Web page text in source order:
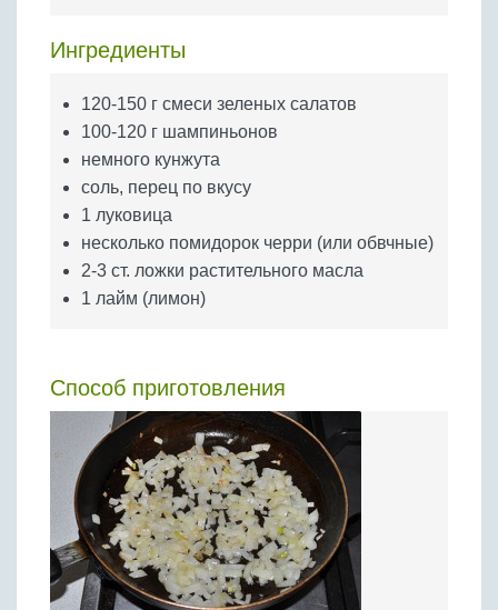
Яйца
Ингредиенты
120-150 г смеси зеленых салатов
100-120 г шампиньонов
немного кунжута
соль, перец по вкусу
1 луковица
несколько помидорок черри (или обвчные)
2-3 ст. ложки растительного масла
1 лайм (лимон)
Способ приготовления